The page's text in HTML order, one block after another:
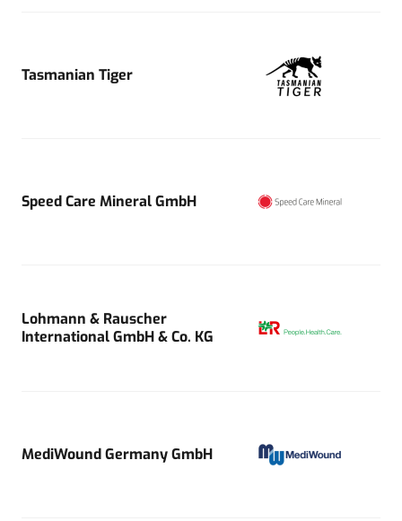
Tasmanian Tiger
Speed Care Mineral GmbH
Lohmann & Rauscher
International GmbH & Co. KG
MediWound Germany GmbH